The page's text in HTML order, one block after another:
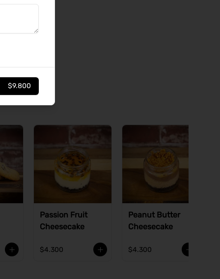
Passion Fruit
Cheesecake
$4.300
Peanut Butter
Cheesecake
$4.300
$9.800